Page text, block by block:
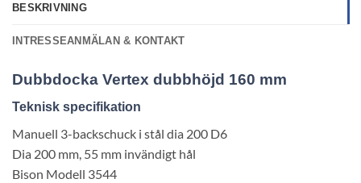
BESKRIVNING
INTRESSEANMÄLAN & KONTAKT
Dubbdocka Vertex dubbhöjd 160 mm
Teknisk specifikation
Manuell 3-backschuck i stål dia 200 D6
Dia 200 mm, 55 mm invändigt hål
Bison Modell 3544